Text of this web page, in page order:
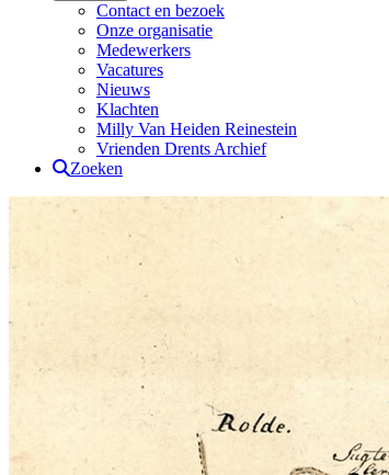
Contact en bezoek
Onze organisatie
Medewerkers
Vacatures
Nieuws
Klachten
Milly Van Heiden Reinestein
Vrienden Drents Archief
Zoeken
Drents Archief